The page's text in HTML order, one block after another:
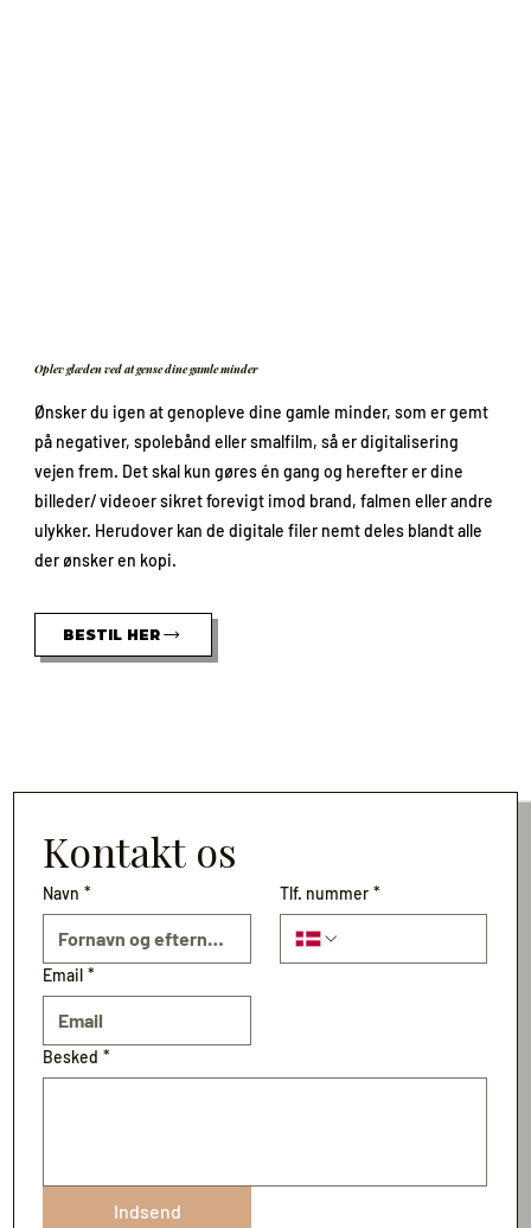
Oplev glæden ved at gense dine gamle minder
Ønsker du igen at genopleve dine gamle minder, som er gemt
på negativer, spolebånd eller smalfilm, så er digitalisering
vejen frem. Det skal kun gøres én gang og herefter er dine
billeder/ videoer sikret forevigt imod brand, falmen eller andre
ulykker. Herudover kan de digitale filer nemt deles blandt alle
der ønsker en kopi.
BESTIL HER
Kontakt os
Navn * Tlf. nummer *
Email *
Besked *
Indsend